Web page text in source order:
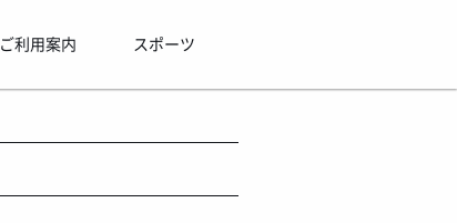
ご利用案内 スポーツ